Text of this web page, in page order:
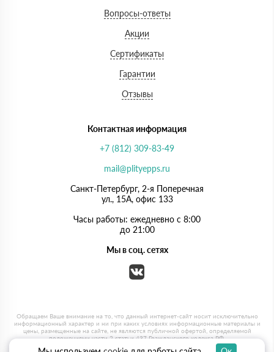
Вопросы-ответы
Акции
Сертификаты
Гарантии
Отзывы
Контактная информация
+7 (812) 309-83-49
mail@plityepps.ru
Санкт-Петербург, 2-я Поперечная
ул., 15А, офис 133
Часы работы: ежедневно с 8:00
до 21:00
Мы в соц. сетях